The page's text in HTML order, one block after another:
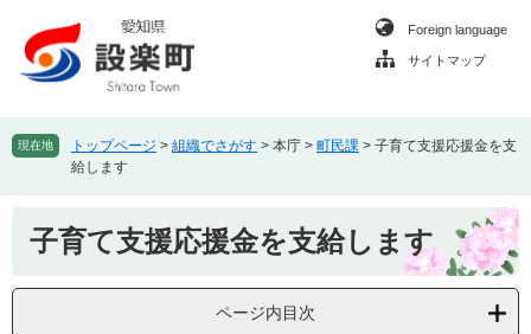
頭
で
飛
ば
へ
Foreign language
サイトマップ
現在地 トップページ > 組織でさがす > 本庁 > 町民課 > 子育て支援応援金を支
給します
子育て支援応援金を支給します
ページ内目次